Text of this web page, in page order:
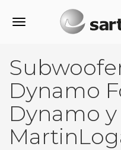
Alternar navegación
Dynamo
Dynamo